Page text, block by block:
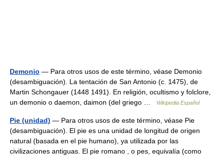
Demonio — Para otros usos de este término, véase Demonio
(desambiguación). La tentación de San Antonio (c. 1475), de
Martin Schongauer (1448 1491). En religión, ocultismo y folclore,
un demonio o daemon, daimon (del griego …
Wikipedia Español
Pie (unidad) — Para otros usos de este término, véase Pie
(desambiguación). El pie es una unidad de longitud de origen
natural (basada en el pie humano), ya utilizada por las
civilizaciones antiguas. El pie romano , o pes, equivalía (como